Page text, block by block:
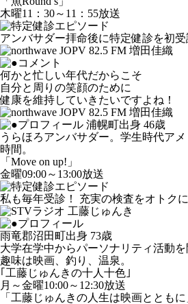
木曜11：30～11：55放送
アンバサダー拝命後に特定健診を初
何かと忙しい年代だからこそ
自分と周りの笑顔のために
健康を維持していきたいですよね！
浦幌町出身 46歳
うらほろアンバサダー。学生時代ア
時間。
「Move on up!」
金曜09:00～13:00放送
私も毎年受診！ 充実の検査をオトク
雨竜郡沼田町出身 73歳
大学在学中からパーソナリティ活動
趣味は映画、釣り、温泉。
｢工藤じゅんきの十人十色｣
月～金曜10:00～12:30放送
「工藤じゅんきの人生は映画とともに